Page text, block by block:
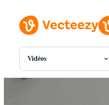
Vidéos
Toutes Images